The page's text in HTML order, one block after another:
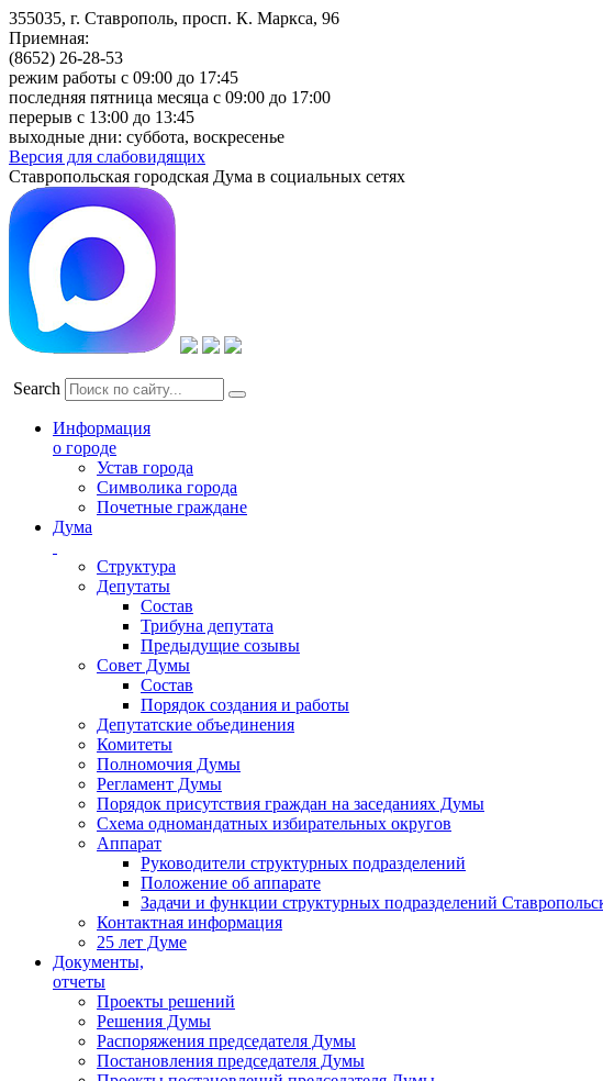
355035, г. Ставрополь, просп. К. Маркса, 96
Приемная:
(8652) 26-28-53
режим работы с 09:00 до 17:45
последняя пятница месяца с 09:00 до 17:00
перерыв с 13:00 до 13:45
выходные дни: суббота, воскресенье
Версия для слабовидящих
Ставропольская городская Дума в социальных сетях
Search
Информация
о городе
Устав города
Символика города
Почетные граждане
Дума
Структура
Депутаты
Состав
Трибуна депутата
Предыдущие созывы
Совет Думы
Состав
Порядок создания и работы
Депутатские объединения
Комитеты
Полномочия Думы
Регламент Думы
Порядок присутствия граждан на заседаниях Думы
Схема одномандатных избирательных округов
Аппарат
Руководители структурных подразделений
Положение об аппарате
Задачи и функции структурных подразделений
Контактная информация
25 лет Думе
Документы,
отчеты
Проекты решений
Решения Думы
Распоряжения председателя Думы
Постановления председателя Думы